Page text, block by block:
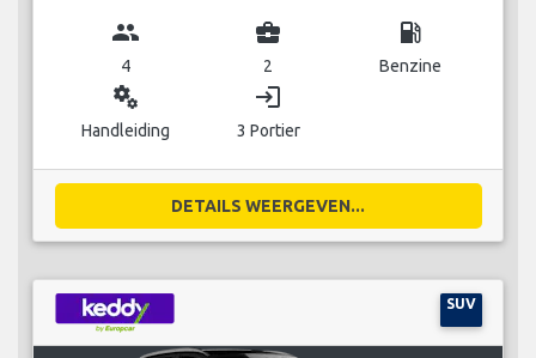
group
4
business_center
2
local_gas_station
Benzine
miscellaneous_services
Handleiding
login
3 Portier
DETAILS WEERGEVEN...
SUV